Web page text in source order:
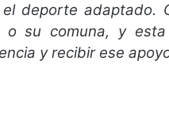
deporte adaptado.
o su comuna, y
y recibir ese